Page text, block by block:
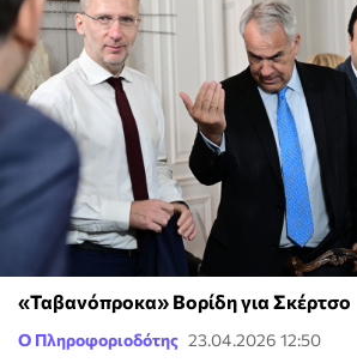
«Ταβανόπροκα» Βορίδη για Σκέρτσο
Ο Πληροφοριοδότης 23.04.2026 12:50